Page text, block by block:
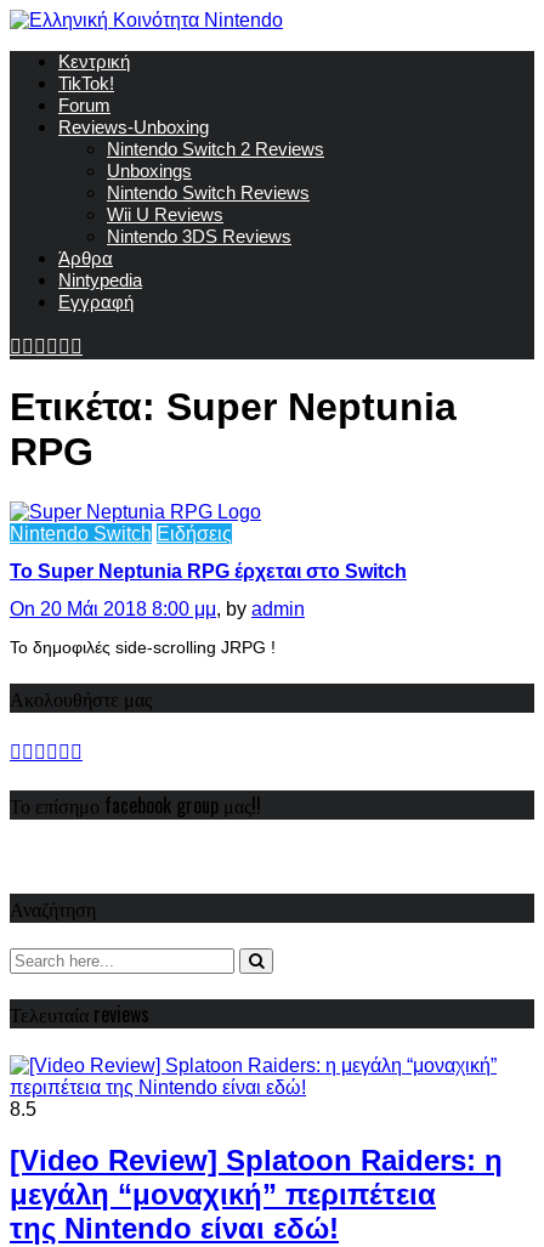
Κεντρική
TikTok!
Forum
Reviews-Unboxing
Nintendo Switch 2 Reviews
Unboxings
Nintendo Switch Reviews
Wii U Reviews
Nintendo 3DS Reviews
Άρθρα
Nintypedia
Εγγραφή
Ετικέτα: Super Neptunia
RPG
Nintendo Switch Ειδήσεις
Το Super Neptunia RPG έρχεται στο Switch
On 20 Μάι 2018 8:00 μμ, by admin
Το δημοφιλές side-scrolling JRPG !
Ακολουθήστε μας
Το επίσημο facebook group μας!!
Αναζήτηση
Τελευταία reviews
8.5
[Video Review] Splatoon Raiders: η
μεγάλη “μοναχική” περιπέτεια
της Nintendo είναι εδώ!